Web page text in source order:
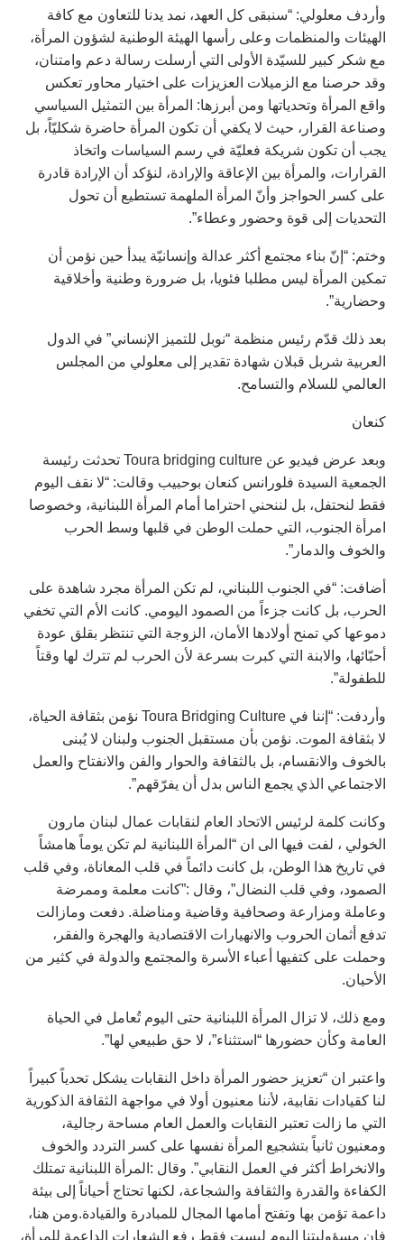
وأردف معلولي: “سنبقى كل العهد، نمد يدنا للتعاون مع كافة
الهيئات والمنظمات وعلى رأسها الهيئة الوطنية لشؤون المرأة،
مع شكر كبير للسيّدة الأولى التي أرسلت رسالة دعم وامتنان،
وقد حرصنا مع الزميلات العزيزات على اختيار محاور تعكس
واقع المرأة وتحدياتها ومن أبرزها: المرأة بين التمثيل السياسي
وصناعة القرار، حيث لا يكفي أن تكون المرأة حاضرة شكليّاً، بل
يجب أن تكون شريكة فعليّة في رسم السياسات واتخاذ
القرارات، والمرأة بين الإعاقة والإرادة، لنؤكد أن الإرادة قادرة
على كسر الحواجز وأنّ المرأة الملهمة تستطيع أن تحول
التحديات إلى قوة وحضور وعطاء”.
وختم: “إنّ بناء مجتمع أكثر عدالة وإنسانيّة يبدأ حين نؤمن أن
تمكين المرأة ليس مطلبا فئويا، بل ضرورة وطنية وأخلاقية
وحضارية”.
بعد ذلك قدّم رئيس منظمة “نوبل للتميز الإنساني” في الدول
العربية شربل قبلان شهادة تقدير إلى معلولي من المجلس
العالمي للسلام والتسامح.
كنعان
وبعد عرض فيديو عن Toura bridging culture تحدثت رئيسة
الجمعية السيدة فلورانس كنعان بوحبيب وقالت: “لا نقف اليوم
فقط لنحتفل، بل لننحني احتراما أمام المرأة اللبنانية، وخصوصا
امرأة الجنوب، التي حملت الوطن في قلبها وسط الحرب
والخوف والدمار”.
أضافت: “في الجنوب اللبناني، لم تكن المرأة مجرد شاهدة على
الحرب، بل كانت جزءاً من الصمود اليومي. كانت الأم التي تخفي
دموعها كي تمنح أولادها الأمان، الزوجة التي تنتظر بقلق عودة
أحبّائها، والابنة التي كبرت بسرعة لأن الحرب لم تترك لها وقتاً
للطفولة”.
وأردفت: “إننا في Toura Bridging Culture نؤمن بثقافة الحياة،
لا بثقافة الموت. نؤمن بأن مستقبل الجنوب ولبنان لا يُبنى
بالخوف والانقسام، بل بالثقافة والحوار والفن والانفتاح والعمل
الاجتماعي الذي يجمع الناس بدل أن يفرّقهم”.
وكانت كلمة لرئيس الاتحاد العام لنقابات عمال لبنان مارون
الخولي ، لفت فيها الى ان “المرأة اللبنانية لم تكن يوماً هامشاً
في تاريخ هذا الوطن، بل كانت دائماً في قلب المعاناة، وفي قلب
الصمود، وفي قلب النضال”، وقال :”كانت معلمة وممرضة
وعاملة ومزارعة وصحافية وقاضية ومناضلة. دفعت ومازالت
تدفع أثمان الحروب والانهيارات الاقتصادية والهجرة والفقر،
وحملت على كتفيها أعباء الأسرة والمجتمع والدولة في كثير من
الأحيان.
ومع ذلك، لا تزال المرأة اللبنانية حتى اليوم تُعامل في الحياة
العامة وكأن حضورها “استثناء”، لا حق طبيعي لها”.
واعتبر ان “تعزيز حضور المرأة داخل النقابات يشكل تحدياً كبيراً
لنا كقيادات نقابية، لأننا معنيون أولا في مواجهة الثقافة الذكورية
التي ما زالت تعتبر النقابات والعمل العام مساحة رجالية،
ومعنيون ثانياً بتشجيع المرأة نفسها على كسر التردد والخوف
والانخراط أكثر في العمل النقابي”. وقال :المرأة اللبنانية تمتلك
الكفاءة والقدرة والثقافة والشجاعة، لكنها تحتاج أحياناً إلى بيئة
داعمة تؤمن بها وتفتح أمامها المجال للمبادرة والقيادة.ومن هنا،
فإن مسؤوليتنا اليوم ليست فقط رفع الشعارات الداعمة للمرأة،